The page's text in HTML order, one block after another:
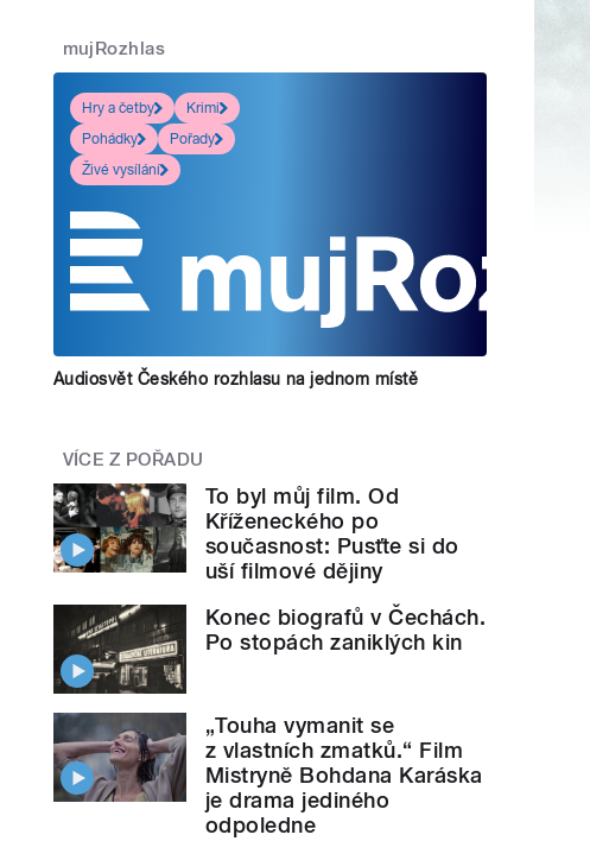
mujRozhlas
Hry a četby
Krimi
Pohádky
Pořady
Živé vysílání
Audiosvět Českého rozhlasu na jednom místě
VÍCE Z POŘADU
To byl můj film. Od
Kříženeckého po
současnost: Pusťte si do
uší filmové dějiny
Konec biografů v Čechách.
Po stopách zaniklých kin
„Touha vymanit se
z vlastních zmatků.“ Film
Mistryně Bohdana Karáska
je drama jediného
odpoledne